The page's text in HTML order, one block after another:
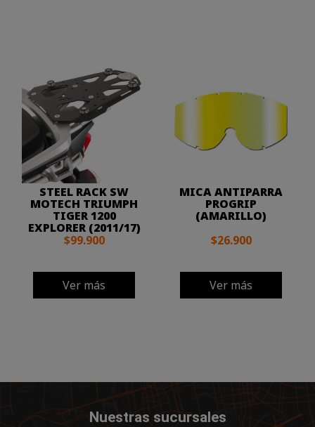
STEEL RACK SW
MOTECH TRIUMPH
TIGER 1200
EXPLORER (2011/17)
$99.900
Ver más
MICA ANTIPARRA
PROGRIP
(AMARILLO)
$26.900
Ver más
Nuestras sucursales